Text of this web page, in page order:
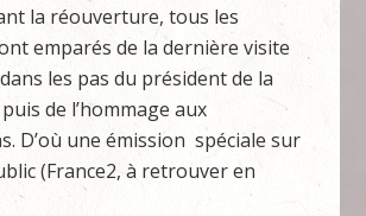
la réouverture, tous les
emparés de la dernière visite
les pas du président de la
de l’hommage aux
D’où une émission spéciale sur
(France2, à retrouver en